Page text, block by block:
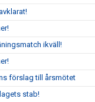
ikväll!
förslag till årsmötet
stab!